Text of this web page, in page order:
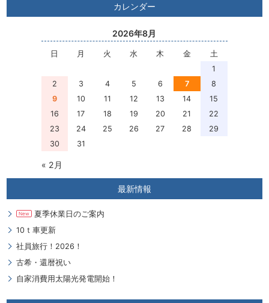
カレンダー
2026年8月
日 月 火 水 木 金
土
1
2
3 4 5 6 7
8
9
10 11 12 13 14
15
16
17 18 19 20 21
22
23
24 25 26 27 28
29
30
31
« 2月
最新情報
New
夏季休業日のご案内
10ｔ車更新
社員旅行！2026！
古希・還暦祝い
自家消費用太陽光発電開始！